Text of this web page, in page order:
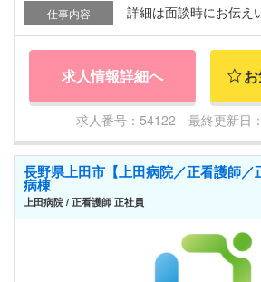
仕事内容 詳細は面談時にお伝え
求人情報詳細へ
求人番号：54122 最終更新日
長野県上田市【上田病院／正看護師
病棟
上田病院 / 正看護師 正社員